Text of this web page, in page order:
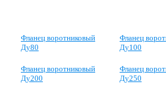
Фланец воротниковый
Ду80
Фланец
Ду100
Фланец воротниковый
Ду200
Фланец
Ду250